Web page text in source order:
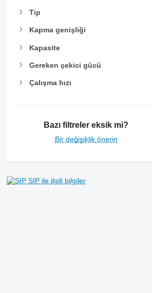
Tip
Kapma genişliği
Kapasite
Gereken çekici gücü
Çalışma hızı
Bazı filtreler eksik mi?
Bir değişiklik önerin
SIP ile ilgili bilgiler